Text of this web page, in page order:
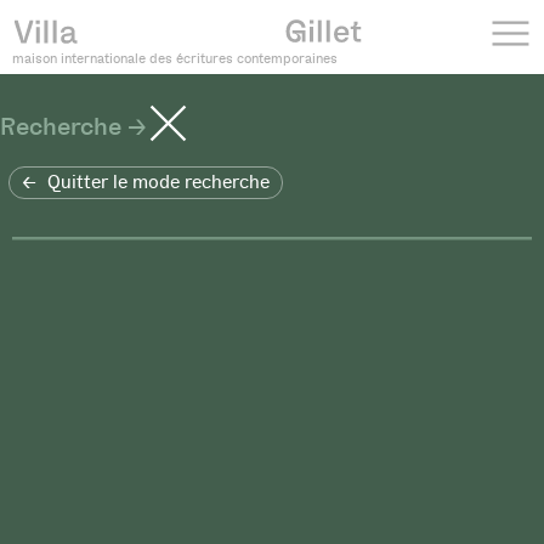
maison internationale des écritures contemporaines
Recherche
Quitter le mode recherche